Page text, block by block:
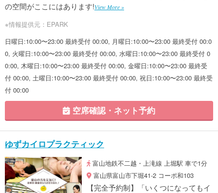
の空間がここにはあります!View More »
※情報提供元：EPARK
日曜日:10:00〜23:00 最終受付 00:00, 月曜日:10:00〜23:00 最終受付 00:0
0, 火曜日:10:00〜23:00 最終受付 00:00, 水曜日:10:00〜23:00 最終受付 0
0:00, 木曜日:10:00〜23:00 最終受付 00:00, 金曜日:10:00〜23:00 最終受
付 00:00, 土曜日:10:00〜23:00 最終受付 00:00, 祝日:10:00〜23:00 最終受
付 00:00
空席確認・ネット予約
ゆずカイロプラクティック
富山地鉄不二越・上滝線 上堀駅 車で1分
富山県富山市下堀41-2 コーポ和103
【完全予約制】「いくつになってもイ